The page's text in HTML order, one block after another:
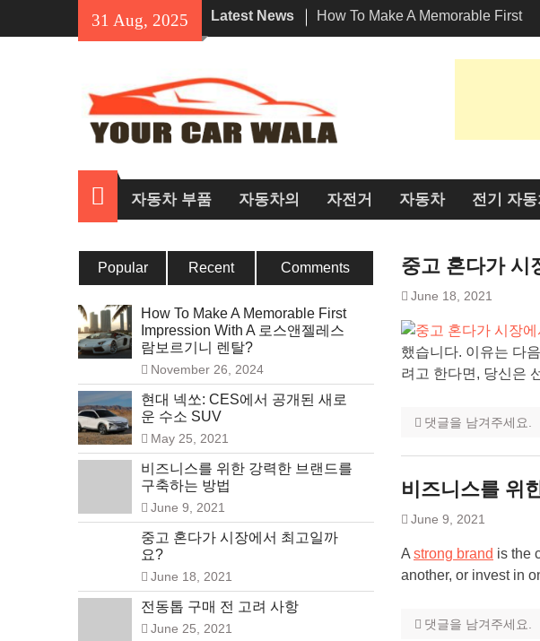
31 Aug, 2025 Latest News
How To Make A Memorable First
Impression With A 로스앤젤레스
혼다 Navi의 매력 공개: 라이더들에
인기 있는 이유는 무엇일까요?
홈자동차 부품 자동차의 자전거 자동차 전기 자
중고 혼다가 시
June 18, 2021
했습니다. 이유는 다
려고 한다면, 당신은
댓글을 남겨주세요.
비즈니스를 위
June 9, 2021
A strong brand is the
another, or invest in
댓글을 남겨주세요.
Popular Recent Comments
How To Make A Memorable First
Impression With A 로스앤젤레스
람보르기니 렌탈?
November 26, 2024
현대 넥쏘: CES에서 공개된 새로
운 수소 SUV
May 25, 2021
비즈니스를 위한 강력한 브랜드를
구축하는 방법
June 9, 2021
중고 혼다가 시장에서 최고일까
요?
June 18, 2021
전동톱 구매 전 고려 사항
June 25, 2021